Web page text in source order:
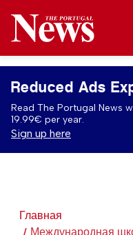
Reduced Ads
Read The Portugal News
19.99€ per year.
Sign up here
Главная
Международная